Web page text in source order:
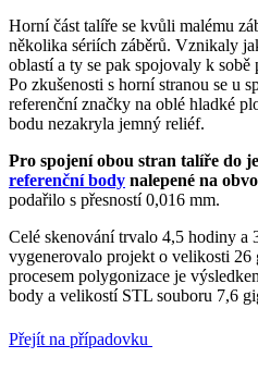
Horní část talíře se kvůli malému
několika sériích záběrů. Vznikaly
oblastí a ty se pak spojovaly k sobě
Po zkušenosti s horní stranou se u
referenční značky na oblé hladké
bodu nezakryla jemný reliéf.
Pro spojení obou stran talíře do
referenční body nalepené na
podařilo s přesností 0,016 mm.
Celé skenování trvalo 4,5 hodiny a
vygenerovalo projekt o velikosti 26
procesem polygonizace je
body a velikostí STL souboru 7,6
Přejít na případovku